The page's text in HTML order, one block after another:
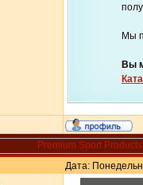
Мы
Вы
Дата: